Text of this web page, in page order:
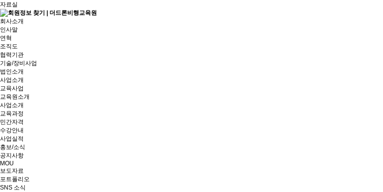
자료실
회사소개
인사말
연혁
조직도
협력기관
기술/장비사업
법인소개
사업소개
교육사업
교육원소개
사업소개
교육과정
민간자격
수강안내
사업실적
홍보/소식
공지사항
MOU
보도자료
포트폴리오
SNS 소식